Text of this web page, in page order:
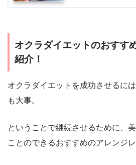
オクラダイエットのおすす
紹介！
オクラダイエットを成功させるに
も大事。
ということで継続させるために、
ことのできるおすすめのアレンジ